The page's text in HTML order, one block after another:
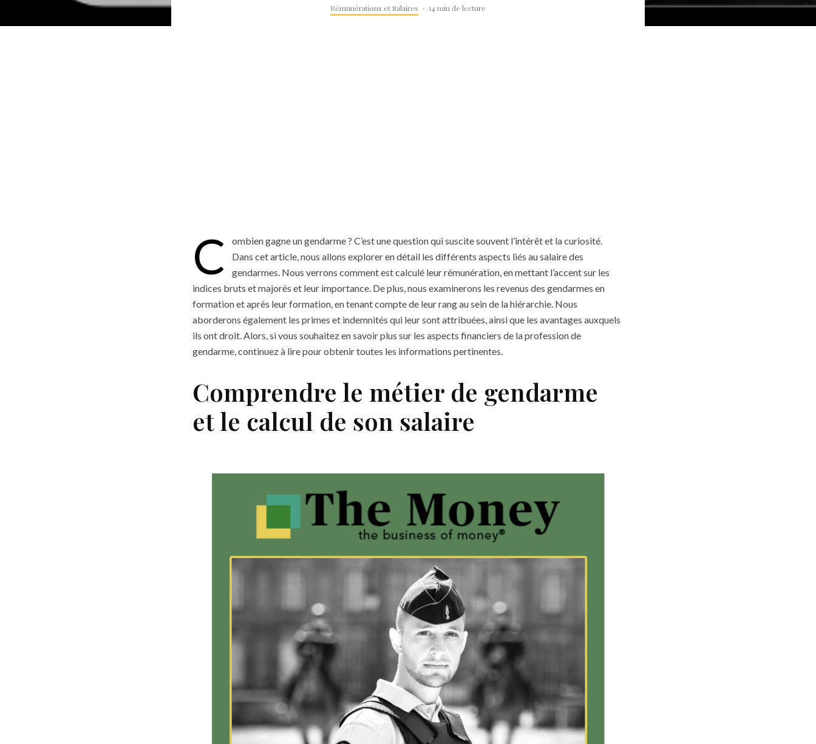
Rémunérations et Salaires · 14 min de lecture
C
ombien gagne un gendarme ? C’est une question qui suscite souvent l’intérêt et la curiosité.
Dans cet article, nous allons explorer en détail les différents aspects liés au salaire des
gendarmes. Nous verrons comment est calculé leur rémunération, en mettant l’accent sur les
indices bruts et majorés et leur importance. De plus, nous examinerons les revenus des gendarmes en
formation et après leur formation, en tenant compte de leur rang au sein de la hiérarchie. Nous
aborderons également les primes et indemnités qui leur sont attribuées, ainsi que les avantages auxquels
ils ont droit. Alors, si vous souhaitez en savoir plus sur les aspects financiers de la profession de
gendarme, continuez à lire pour obtenir toutes les informations pertinentes.
Comprendre le métier de gendarme
et le calcul de son salaire